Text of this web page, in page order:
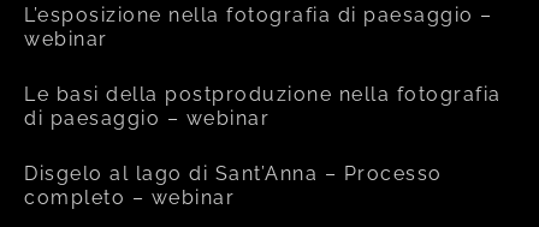
L’esposizione nella fotografia di paesaggio –
webinar
Le basi della postproduzione nella fotografia
di paesaggio – webinar
Disgelo al lago di Sant’Anna – Processo
completo – webinar